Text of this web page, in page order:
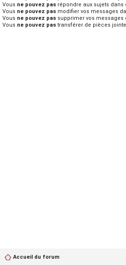
Vous ne pouvez pas répondre aux sujets dans
Vous ne pouvez pas modifier vos messages
Vous ne pouvez pas supprimer vos messages
Vous ne pouvez pas transférer de pièces
Accueil du forum